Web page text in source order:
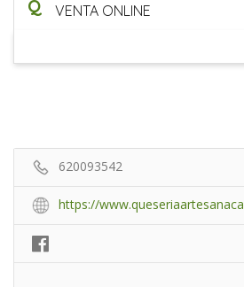
Q VENTA ONLINE
620093542
https://